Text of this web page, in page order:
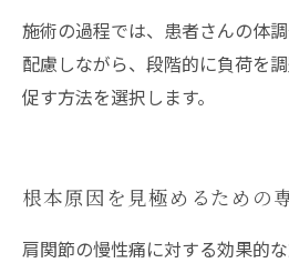
施術の過程では、患者さんの体
配慮しながら、段階的に負荷を
促す方法を選択します。
根本原因を見極めるための
肩関節の慢性痛に対する効果的